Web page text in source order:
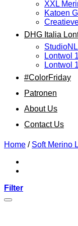
XXL
Katoen
DHG Italia
Lontwol
Lontwol
#ColorFriday
Patronen
About Us
Contact Us
Home / Soft Merino
Filter